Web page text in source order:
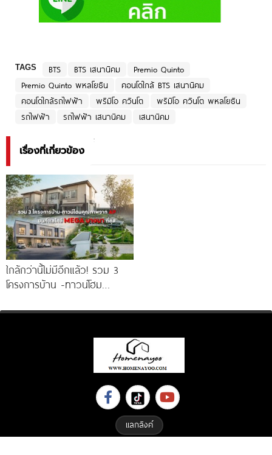
TAGS BTS BTS เสนานิคม
Premio Quinto
Premio Quinto พหลโยธิน
คอนโดใกล้ BTS เสนานิคม
คอนโดใกล้รถไฟฟ้า
พริมิโอ ควินโต
พริมิโอ ควินโต พหลโยธิน
รถไฟฟ้า
รถไฟฟ้า เสนานิคม เสนานิคม
เรื่องที่เกี่ยวข้อง
ใกล้กว่านี้ไม่มีอีกแล้ว! รวม 3
โครงการบ้าน -ทาวน์โฮม
MEGA บางนา เพียง
แลกลิงค์